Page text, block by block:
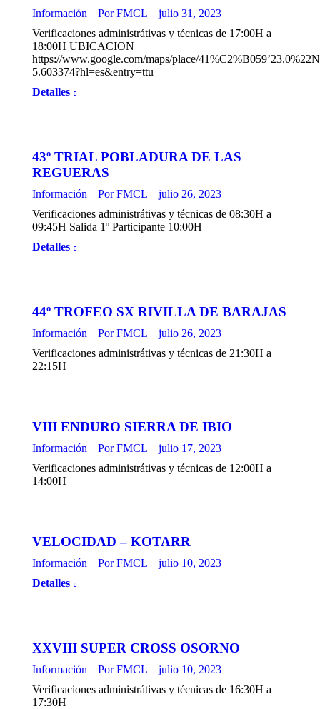
Información PorFMCL
julio 31, 2023
Verificaciones administrátivas y técnicas de 17:00H a
18:00H UBICACION
https://www.google.com/maps/place/
5.603374?hl=es&entry=ttu
Detalles
43º TRIAL POBLADURA DE LAS
REGUERAS
Información PorFMCL
julio 26, 2023
Verificaciones administrátivas y técnicas de 08:30H a
09:45H Salida 1º Participante 10:00H
Detalles
44º TROFEO SX RIVILLA DE BARAJAS
Información PorFMCL
julio 26, 2023
Verificaciones administrátivas y técnicas de 21:30H a
22:15H
VIII ENDURO SIERRA DE IBIO
Información PorFMCL
julio 17, 2023
Verificaciones administrátivas y técnicas de 12:00H a
14:00H
VELOCIDAD – KOTARR
Información PorFMCL
julio 10, 2023
Detalles
XXVIII SUPER CROSS OSORNO
Información PorFMCL
julio 10, 2023
Verificaciones administrátivas y técnicas de 16:30H a
17:30H